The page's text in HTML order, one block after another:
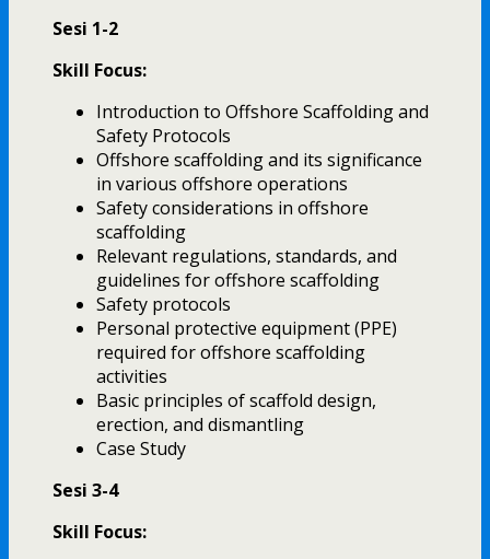
Sesi 1-2
Skill Focus:
Introduction to Offshore Scaffolding and
Safety Protocols
Offshore scaffolding and its significance
in various offshore operations
Safety considerations in offshore
scaffolding
Relevant regulations, standards, and
guidelines for offshore scaffolding
Safety protocols
Personal protective equipment (PPE)
required for offshore scaffolding
activities
Basic principles of scaffold design,
erection, and dismantling
Case Study
Sesi 3-4
Skill Focus: